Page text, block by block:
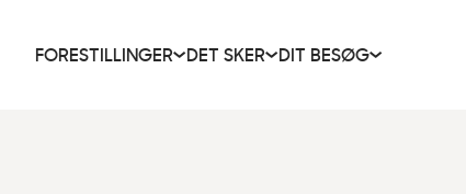
FORESTILLINGER DET SKER DIT BESØG